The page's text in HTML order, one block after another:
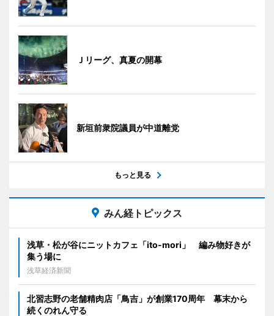
Ｊリーグ、真夏の開幕
新垣前衆院議員が中道離党
もっと見る
みん経トピックス
浅草・松が谷にニットカフェ「ito-mori」 編み物好きが
集う場に
浅草経済新聞
北習志野の老舗精肉店「鳥吉」が創業170周年 幕末から
続くのれん守る